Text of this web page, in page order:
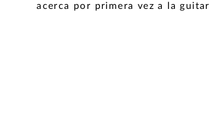
acerca por primera vez a la